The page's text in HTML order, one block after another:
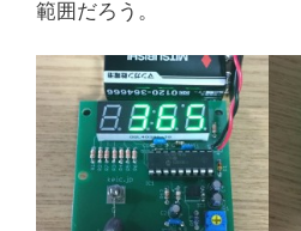
範囲だろう。